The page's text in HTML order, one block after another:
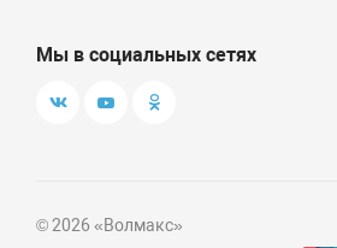
Мы в социальных сетях
© 2026 «Волмакс»